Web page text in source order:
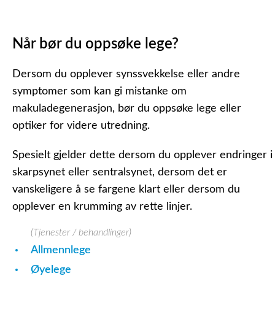
Når bør du oppsøke lege?
Dersom du opplever synssvekkelse eller andre
symptomer som kan gi mistanke om
makuladegenerasjon, bør du oppsøke lege eller
optiker for videre utredning.
Spesielt gjelder dette dersom du opplever endringer i
skarpsynet eller sentralsynet, dersom det er
vanskeligere å se fargene klart eller dersom du
opplever en krumming av rette linjer.
(Tjenester / behandlinger)
Allmennlege
Øyelege